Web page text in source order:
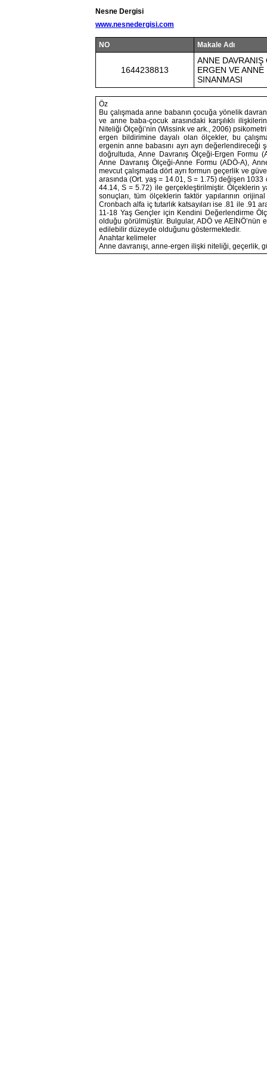
Nesne Dergisi
www.nesnedergisi.com
NO Makale Adı
1644238813
ANNE
ERGEN VE
SINANMASI
Öz
Bu çalışmada anne babanın çocuğa yönelik
ve anne baba-çocuk arasındaki karşılıklı
Niteliği Ölçeği’nin (Wissink ve ark., 2006)
ergen bildirimine dayalı olan ölçekler, bu
ergenin anne babasını ayrı ayrı
doğrultuda, Anne Davranış Ölçeği-Ergen Formu
Anne Davranış Ölçeği-Anne Formu (ADÖ-A),
mevcut çalışmada dört ayrı formun geçerlik ve
arasında (Ort. yaş = 14.01, S = 1.75) değişen
44.14, S = 5.72) ile gerçekleştirilmiştir. Ölçeklerin
sonuçları, tüm ölçeklerin faktör yapılarının
Cronbach alfa iç tutarlık katsayıları ise .81 ile .91
11-18 Yaş Gençler için Kendini Değerlendirme
olduğu görülmüştür. Bulgular, ADÖ ve
edilebilir düzeyde olduğunu göstermektedir.
Anahtar kelimeler
Anne davranışı, anne-ergen ilişki niteliği, geçerlik,